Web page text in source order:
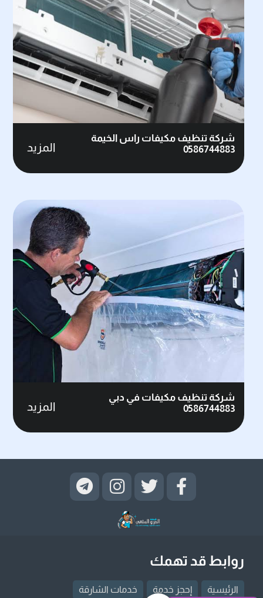
شركة تنظيف مكيفات راس الخيمة
0586744883
المزيد
شركة تنظيف مكيفات في دبي
0586744883
المزيد
روابط قد تهمك
الرئيسية إحجز خدمة خدمات الشارقة